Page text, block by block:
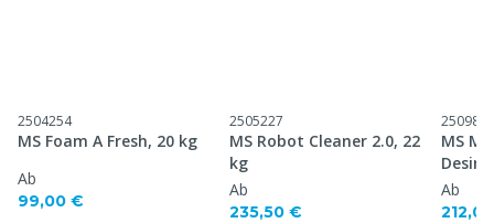
2504254
MS Foam A Fresh, 20 kg
Ab
99,00 €
2505227
MS Robot Cleaner 2.0, 22
kg
Ab
235,50 €
2509835
MS
Ab